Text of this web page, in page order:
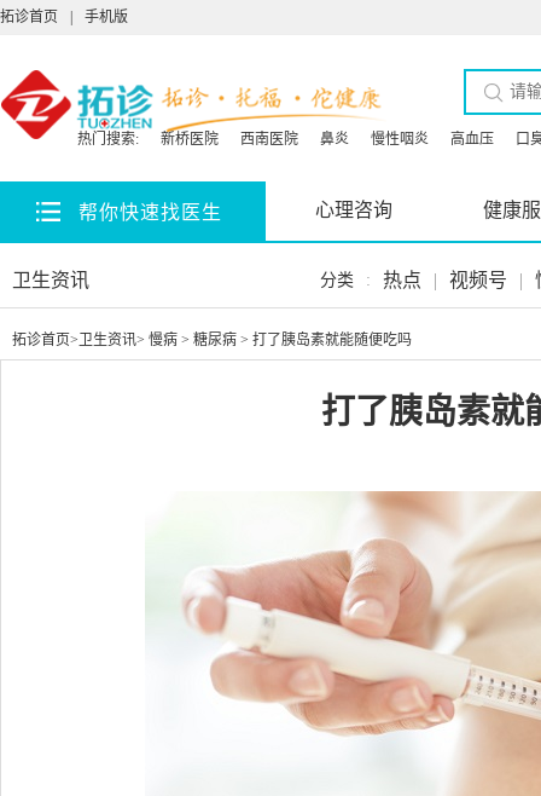
拓诊首页 手机版
热门搜索: 新桥医院 西南医院 鼻炎 慢性咽炎 高血压 口
帮你快速找医生 心理咨询 健康
卫生资讯 分类 : 热点 | 视频号 |
拓诊首页> 卫生资讯> 慢病 > 糖尿病 > 打了胰岛素就能随便吃吗
打了胰岛素就